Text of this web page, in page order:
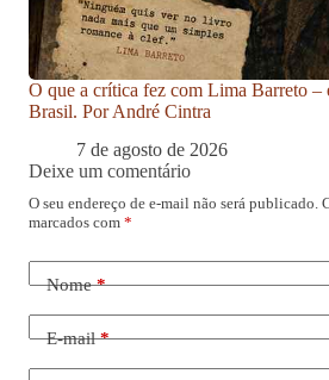
O que a crítica fez com Lima Barreto –
Brasil. Por André Cintra
7 de agosto de 2026
Deixe um comentário
O seu endereço de e-mail não será publicado.
marcados com *
Nome*
E-mail*